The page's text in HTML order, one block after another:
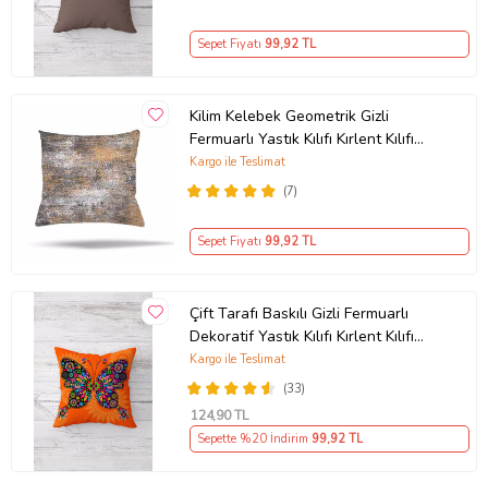
Sepet Fiyatı 99,92 TL
Kilim Kelebek Geometrik Gizli
Fermuarlı Yastık Kılıfı Kırlent Kılıfı
(7)
Kargo ile Teslimat
Sepet Fiyatı 99,92 TL
Çift Tarafı Baskılı Gizli Fermuarlı
Dekoratif Yastık Kılıfı Kırlent Kılıfı
Koltuk Yastık Kılıfı (Turuncu)
(33)
Kargo ile Teslimat
124,90 TL
Sepette %20 İndirim 99,92 TL